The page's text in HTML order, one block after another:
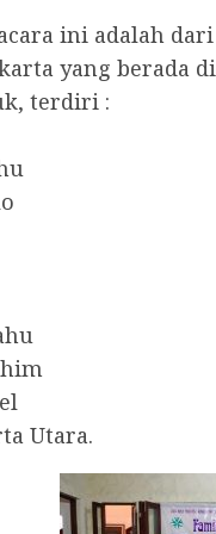
ini adalah
yang berada
terdiri :
Utara.